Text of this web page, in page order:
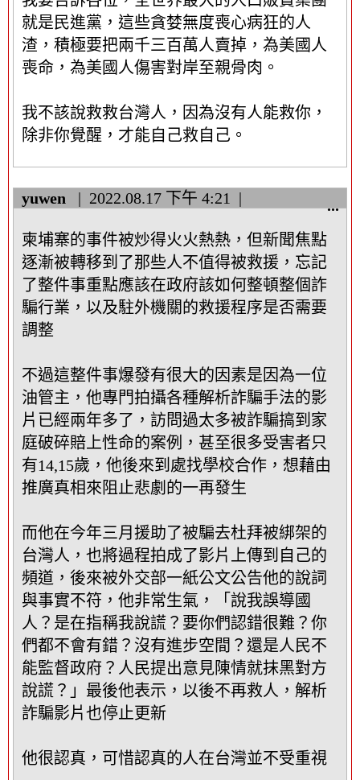
就是民進黨，這些貪婪無度喪心病狂的人
渣，積極要把兩千三百萬人賣掉，為美國人
喪命，為美國人傷害對岸至親骨肉。
我不該說救救台灣人，因為沒有人能救你，
除非你覺醒，才能自己救自己。
yuwen 2022.08.17 下午 4:21
柬埔寨的事件被炒得火火熱熱，但新聞焦點
逐漸被轉移到了那些人不值得被救援，忘記
了整件事重點應該在政府該如何整頓整個詐
騙行業，以及駐外機關的救援程序是否需要
調整
不過這整件事爆發有很大的因素是因為一位
油管主，他專門拍攝各種解析詐騙手法的影
片已經兩年多了，訪問過太多被詐騙搞到家
庭破碎賠上性命的案例，甚至很多受害者只
有14,15歲，他後來到處找學校合作，想藉由
推廣真相來阻止悲劇的一再發生
而他在今年三月援助了被騙去杜拜被綁架的
台灣人，也將過程拍成了影片上傳到自己的
頻道，後來被外交部一紙公文公告他的說詞
與事實不符，他非常生氣，「說我誤導國
人？是在指稱我說謊？要你們認錯很難？你
們都不會有錯？沒有進步空間？還是人民不
能監督政府？人民提出意見陳情就抹黑對方
說謊？」最後他表示，以後不再救人，解析
詐騙影片也停止更新
他很認真，可惜認真的人在台灣並不受重視
...顯